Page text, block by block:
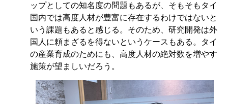
ップとしての知名度の問題もあるが、そもそもタイ
国内では高度人材が豊富に存在するわけではないと
いう課題もあると感じる。そのため、研究開発は外
国人に頼まざるを得ないというケースもある。タイ
の産業育成のためにも、高度人材の絶対数を増やす
施策が望ましいだろう。